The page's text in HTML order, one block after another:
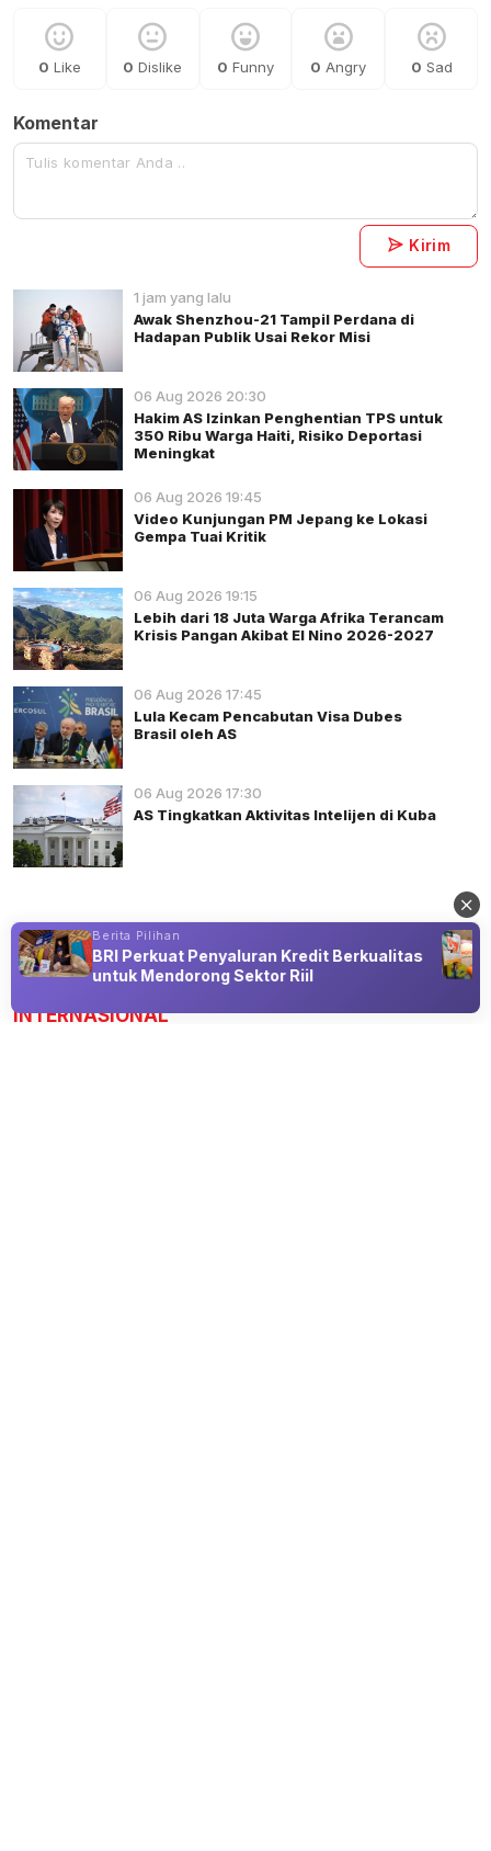
0 Like 0 Dislike 0 Funny 0 Angry 0 Sad
Komentar
Kirim
1 jam yang lalu
Awak Shenzhou-21 Tampil Perdana di
Hadapan Publik Usai Rekor Misi
06 Aug 2026 20:30
Hakim AS Izinkan Penghentian TPS untuk
350 Ribu Warga Haiti, Risiko Deportasi
Meningkat
06 Aug 2026 19:45
Video Kunjungan PM Jepang ke Lokasi
Gempa Tuai Kritik
06 Aug 2026 19:15
Lebih dari 18 Juta Warga Afrika Terancam
Krisis Pangan Akibat El Nino 2026-2027
06 Aug 2026 17:45
Lula Kecam Pencabutan Visa Dubes
Brasil oleh AS
06 Aug 2026 17:30
AS Tingkatkan Aktivitas Intelijen di Kuba
Advertisement
INTERNASIONAL
Berita Pilihan
BRI Perkuat Penyaluran Kredit Berkualitas
untuk Mendorong Sektor Riil